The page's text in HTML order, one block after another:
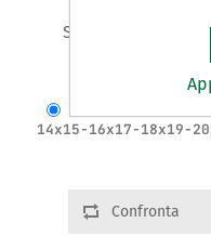
SERIE DI 12
Cod.: 38671 |
14x15-16x17-18x19-
Confronta